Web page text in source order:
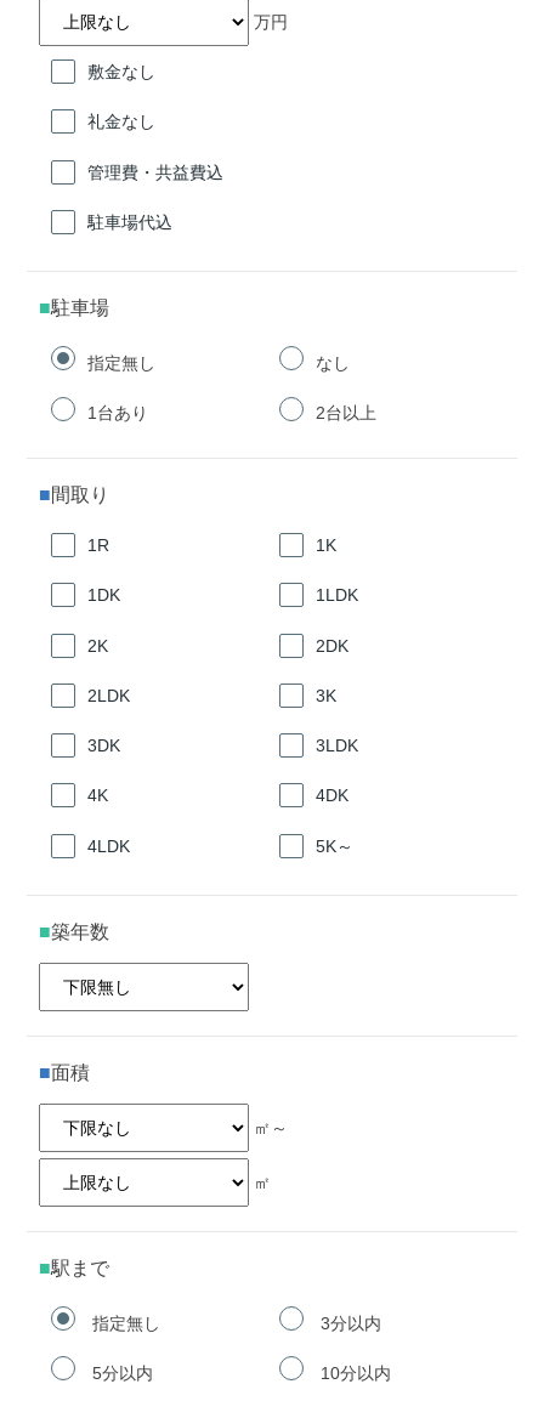
万円
敷金なし
礼金なし
管理費・共益費込
駐車場代込
駐車場
指定無し なし
1台あり 2台以上
間取り
1R 1K
1DK 1LDK
2K 2DK
2LDK 3K
3DK 3LDK
4K 4DK
4LDK 5K～
築年数
面積
㎡～
㎡
駅まで
指定無し 3分以内
5分以内 10分以内